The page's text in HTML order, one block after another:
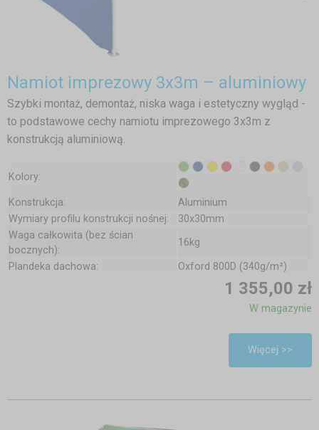
Namiot imprezowy 3x3m – aluminiowy
Szybki montaż, demontaż, niska waga i estetyczny wygląd -
to podstawowe cechy namiotu imprezowego 3x3m z
konstrukcją aluminiową.
Kolory:
Konstrukcja:
Aluminium
Wymiary profilu konstrukcji nośnej:
30x30mm
Waga całkowita (bez ścian
bocznych):
16kg
Plandeka dachowa:
Oxford 800D (340g/m²)
1 355,00 zł
W magazynie
Więcej >>